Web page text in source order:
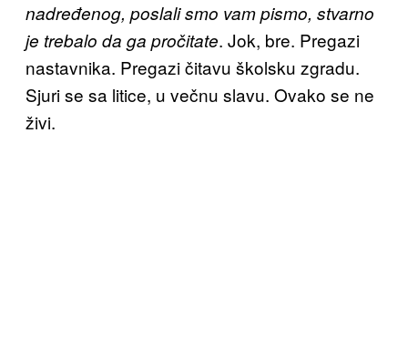
nadređenog, poslali smo vam pismo, stvarno
je trebalo da ga pročitate. Jok, bre. Pregazi
nastavnika. Pregazi čitavu školsku zgradu.
Sjuri se sa litice, u večnu slavu. Ovako se ne
živi.